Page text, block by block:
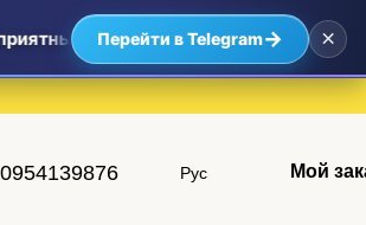
ценам — самые выгодные
Перейти в Telegram→ ×
0954139876 Рус Мой